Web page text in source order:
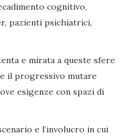
cognitivo,
pazienti psichiatrici,
e mirata a queste sfere
il progressivo mutare
esigenze con spazi di
e l’involucro in cui